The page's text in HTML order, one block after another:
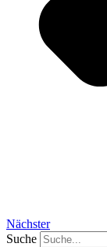
Nächster
Suche